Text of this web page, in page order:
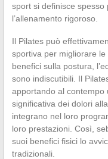
sport si definisce spesso
l’allenamento rigoroso.
Il Pilates può
sportiva per migliorare le
benefici sulla postura,
sono indiscutibili. Il
apportando al contempo
significativa dei dolori
integrano nel loro
loro prestazioni. Così,
suoi benefici fisici lo
tradizionali.